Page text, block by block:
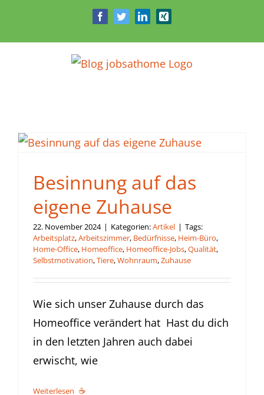
springen
FacebookTwitterLinkedInXing
Besinnung auf das
eigene Zuhause
22. November 2024 | Kategorien:Artikel | Tags:
Arbeitsplatz,Arbeitszimmer, Bedürfnisse, Heim-Büro,
Home-Office, Homeoffice, Homeoffice-Jobs,Qualität,
Selbstmotivation,Tiere,Wohnraum,Zuhause
Wie sich unser Zuhause durch das
Homeoffice verändert hat Hast du dich
in den letzten Jahren auch dabei
erwischt, wie
Weiterlesen